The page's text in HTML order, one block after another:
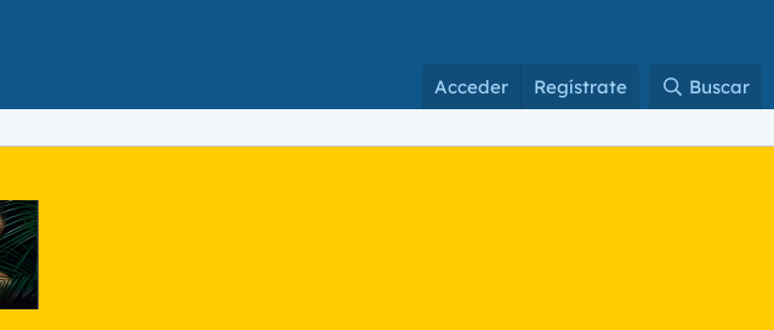
Acceder Regístrate Buscar